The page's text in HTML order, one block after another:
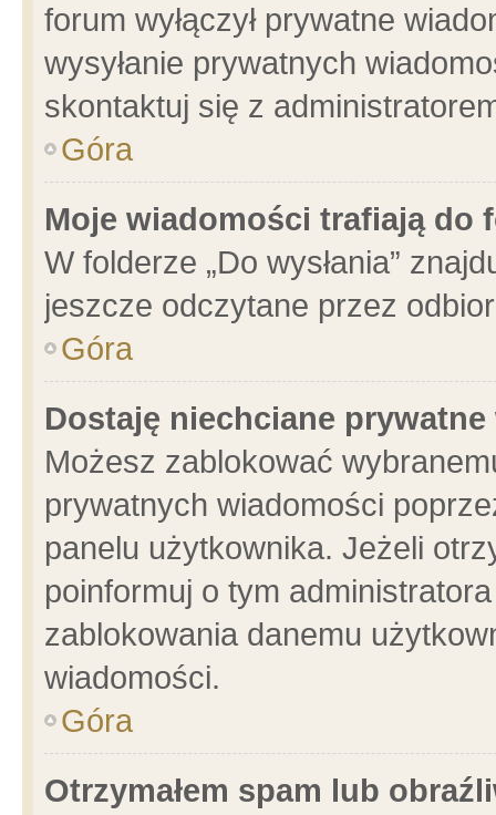
forum wyłączył prywatne
wysyłanie prywatnych
skontaktuj się z
Góra
Moje wiadomości trafiają do
W folderze „Do wysłania”
jeszcze odczytane przez
Góra
Dostaję niechciane
Możesz zablokować
prywatnych wiadomości
panelu użytkownika. Jeżeli
poinformuj o tym
zablokowania danemu
wiadomości.
Góra
Otrzymałem spam lub